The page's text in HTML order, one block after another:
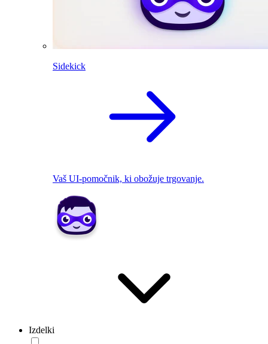
Sidekick
Vaš UI-pomočnik, ki obožuje trgovanje.
Izdelki